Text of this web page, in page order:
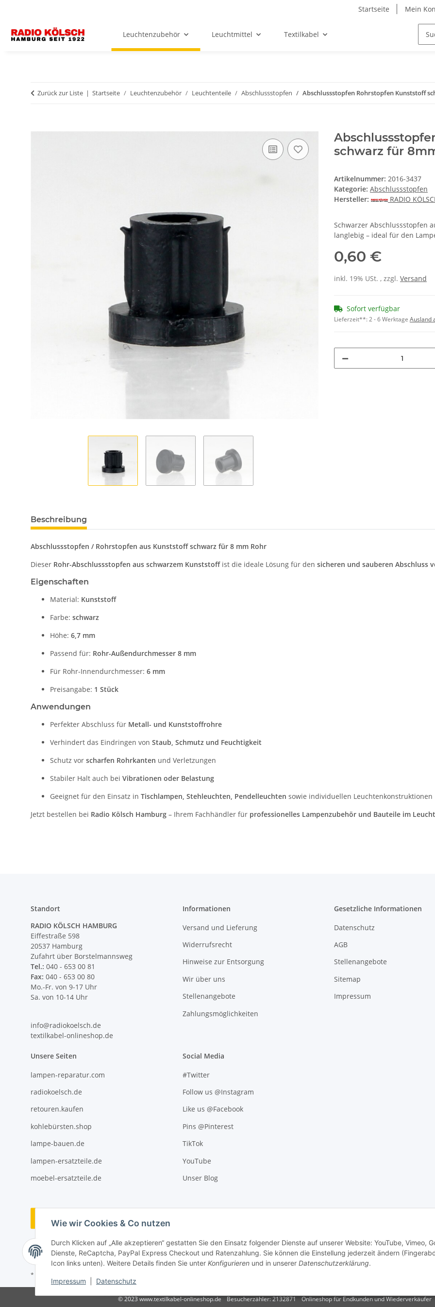
Wie wir Cookies & Co nutzen
Durch Klicken auf „Alle akzeptieren“ gestatten Sie den Einsatz folgender Dienste auf unserer Website: YouTube, Vimeo,
Dienste, ReCaptcha, PayPal Express Checkout und Ratenzahlung. Sie können die Einstellung jederzeit ändern
Icon links unten). Weitere Details finden Sie unter Konfigurieren und in unserer Datenschutzerklärung.
Impressum Datenschutz
Startseite Mein
Leuchtenzubehör Leuchtmittel Textilkabel
Zurück zur Liste Startseite Leuchtenzubehör Leuchtenteile Abschlussstopfen Abschlussstopfen Rohrstopfen Kunststoff
schwarz für
Artikelnummer: 2016-3437
Kategorie: Abschlussstopfen
Hersteller:
RADIO
Schwarzer Abschlussstopfen
langlebig – ideal für den
0,60 €
inkl. 19% USt. , zzgl. Versand
Sofort verfügbar
Lieferzeit**:2 - 6 Werktage Ausland
Beschreibung
Abschlussstopfen / Rohrstopfen aus Kunststoff schwarz für 8 mm Rohr
Dieser Rohr-Abschlussstopfen aus schwarzem Kunststoffist die ideale Lösung für den sicheren und sauberen Abschluss
Eigenschaften
Material: Kunststoff
Farbe: schwarz
Höhe: 6,7 mm
Passend für: Rohr-Außendurchmesser 8 mm
Für Rohr-Innendurchmesser: 6 mm
Preisangabe: 1 Stück
Anwendungen
Perfekter Abschluss für Metall- und Kunststoffrohre
Verhindert das Eindringen von Staub, Schmutz und Feuchtigkeit
Schutz vor scharfen Rohrkanten und Verletzungen
Stabiler Halt auch bei Vibrationen oder Belastung
Geeignet für den Einsatz in Tischlampen, Stehleuchten, Pendelleuchten sowie individuellen Leuchtenkonstruktionen
Jetzt bestellen bei Radio Kölsch Hamburg – Ihrem Fachhändler für professionelles Lampenzubehör und Bauteile im
Standort
RADIO KÖLSCH HAMBURG
Eiffestraße 598
20537 Hamburg
Zufahrt über Borstelmannsweg
Tel.: 040 - 653 00 81
Fax: 040 - 653 00 80
Mo.-Fr. von 9-17 Uhr
Sa. von 10-14 Uhr
info@radiokoelsch.de
textilkabel-onlineshop.de
Informationen
Versand und Lieferung
Widerrufsrecht
Hinweise zur Entsorgung
Wir über uns
Stellenangebote
Zahlungsmöglichkeiten
Gesetzliche Informationen
Datenschutz
AGB
Stellenangebote
Sitemap
Impressum
Unsere Seiten
lampen-reparatur.com
radiokoelsch.de
retouren.kaufen
kohlebürsten.shop
lampe-bauen.de
lampen-ersatzteile.de
moebel-ersatzteile.de
Social Media
#Twitter
Follow us @Instagram
Like us @Facebook
Pins @Pinterest
TikTok
YouTube
Unser Blog
Vertrag widerrufen
* Alle Preise inkl. gesetzlicher USt., ** siehe Lieferbedingungen, zzgl.
© 2023 www.textilkabel-onlineshop.de Besucherzähler: 2132871 Onlineshop für Endkunden und Wiederverkäufer